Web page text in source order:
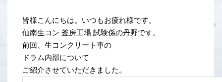
皆様こんにちは。いつもお疲れ様です。
仙南生コン 釜房工場 試験係の丹野です。
前回、生コンクリート車の
ドラム内部について
ご紹介させていただきました。